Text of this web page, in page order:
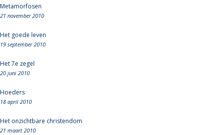
Metamorfosen
21 november 2010
Het goede leven
19 september 2010
Het 7e zegel
20 juni 2010
Hoeders
18 april 2010
Het onzichtbare christendom
21 maart 2010